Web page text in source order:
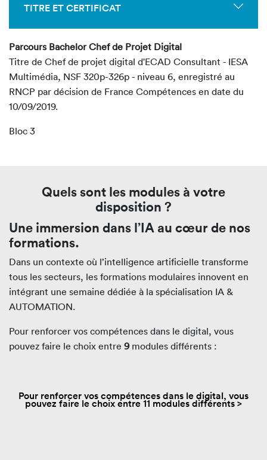
TITRE ET CERTIFICAT
Parcours Bachelor Chef de Projet Digital
Titre de Chef de projet digital d'ECAD Consultant - IESA
Multimédia, NSF 320p-326p - niveau 6, enregistré au
RNCP par décision de France Compétences en date du
10/09/2019.
Bloc 3
Quels sont les modules à votre
disposition ?
Une immersion dans l’IA au cœur de nos
formations.
Dans un contexte où l’intelligence artificielle transforme
tous les secteurs, les formations modulaires innovent en
intégrant une semaine dédiée à la spécialisation IA &
AUTOMATION.
Pour renforcer vos compétences dans le digital, vous
pouvez faire le choix entre 9modules différents :
Pour renforcer vos compétences dans le digital, vous
pouvez faire le choix entre 11 modules différents >